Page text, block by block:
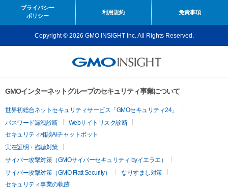
プライバシー
ポリシー
利用規約 免責事項
Copyright © 2026 GMO INSIGHT Inc. All Rights Reserved.
GMOインターネットグループのセキュリティ事業について
世界初総合ネットセキュリティサービス「GMOセキュリティ24」
パスワード漏洩診断
Webサイトリスク診断
セキュリティ相談AIチャットボット
実在証明・盗聴対策
サイバー攻撃対策（GMOサイバーセキュリティ byイエラエ）
サイバー攻撃対策（GMO Flatt Security）
なりすまし対策
セキュリティ事業の軌跡